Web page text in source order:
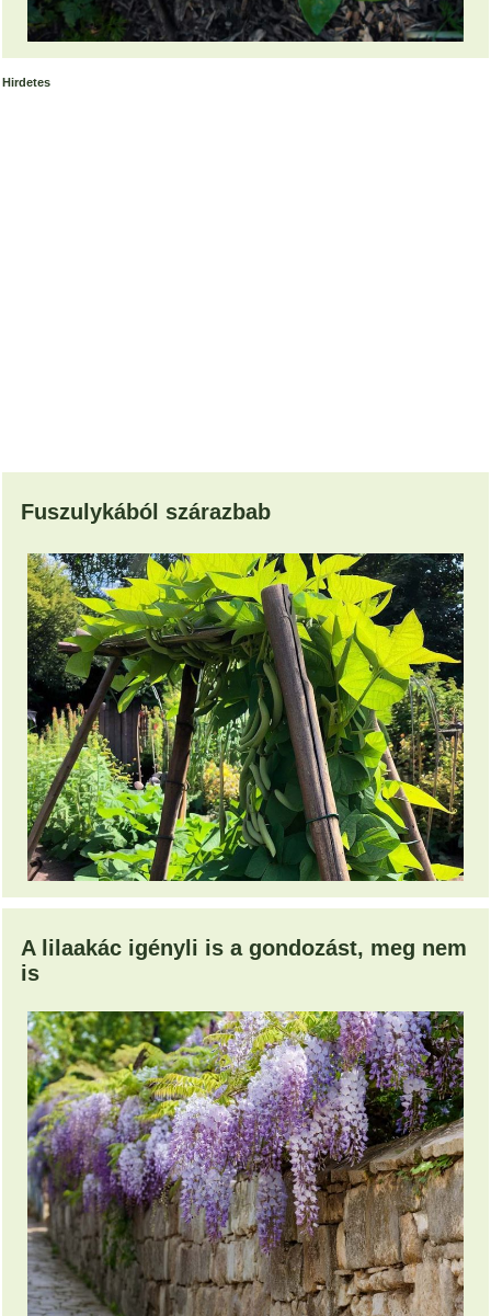
Hirdetes
Fuszulykából szárazbab
A lilaakác igényli is a gondozást, meg nem
is